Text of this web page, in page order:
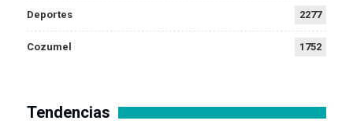
Deportes 2277
Cozumel 1752
Tendencias